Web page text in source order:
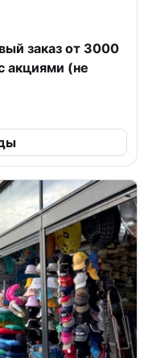
заказ от 3000
акциями (не